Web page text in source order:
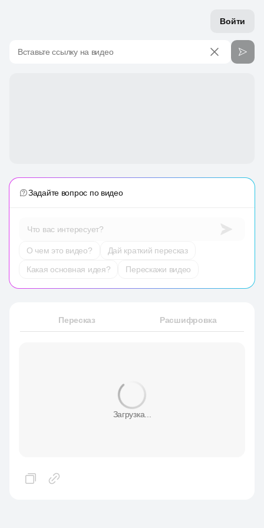
Войти
Вставьте ссылку на видео
Задайте вопрос по видео
Что вас интересует?
О чем это видео?
Дай краткий пересказ
Какая основная идея?
Перескажи видео
Пересказ Расшифровка
Загрузка...